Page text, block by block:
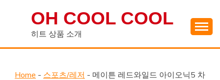
OH COOL COOL
히트 상품 소개
Home - 스포츠/레저 - 메이튼 레드와일드 아이오닉5 차